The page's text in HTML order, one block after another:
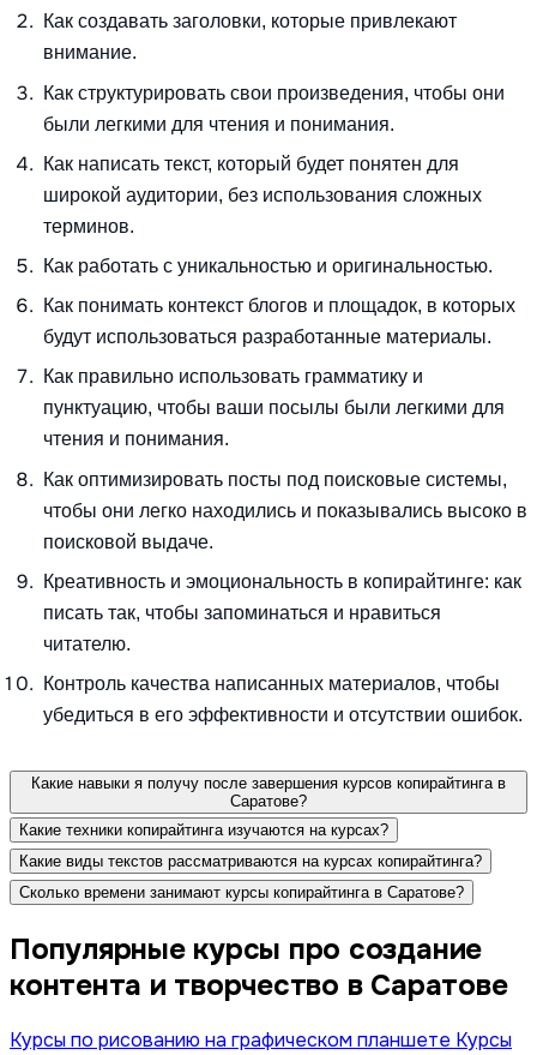
Как создавать заголовки, которые привлекают
внимание.
Как структурировать свои произведения, чтобы они
были легкими для чтения и понимания.
Как написать текст, который будет понятен для
широкой аудитории, без использования сложных
терминов.
Как работать с уникальностью и оригинальностью.
Как понимать контекст блогов и площадок, в которых
будут использоваться разработанные материалы.
Как правильно использовать грамматику и
пунктуацию, чтобы ваши посылы были легкими для
чтения и понимания.
Как оптимизировать посты под поисковые системы,
чтобы они легко находились и показывались высоко в
поисковой выдаче.
Креативность и эмоциональность в копирайтинге: как
писать так, чтобы запоминаться и нравиться
читателю.
Контроль качества написанных материалов, чтобы
убедиться в его эффективности и отсутствии ошибок.
Какие навыки я получу после завершения курсов копирайтинга в
Саратове?
Какие техники копирайтинга изучаются на курсах?
Какие виды текстов рассматриваются на курсах копирайтинга?
Сколько времени занимают курсы копирайтинга в Саратове?
Популярные курсы про создание
контента и творчество в Саратове
Курсы по рисованию на графическом планшете Курсы